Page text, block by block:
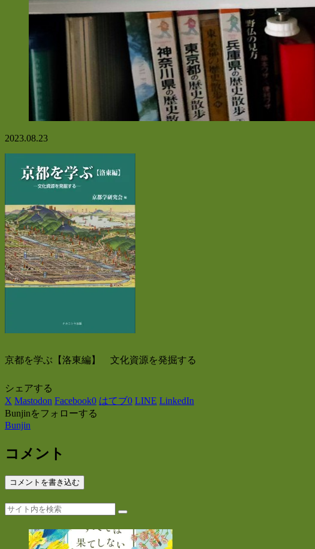
2023.08.23
京都を学ぶ【洛東編】 文化資源を発掘する
シェアする
X Mastodon Facebook0 はてブ0 LINE LinkedIn
Bunjinをフォローする
Bunjin
コメント
コメントを書き込む